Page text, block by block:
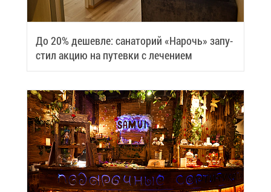
До 20% де­шев­ле: са­на­то­рий «На­рочь» за­пу­
стил ак­цию на пу­тев­ки с ле­че­ни­ем